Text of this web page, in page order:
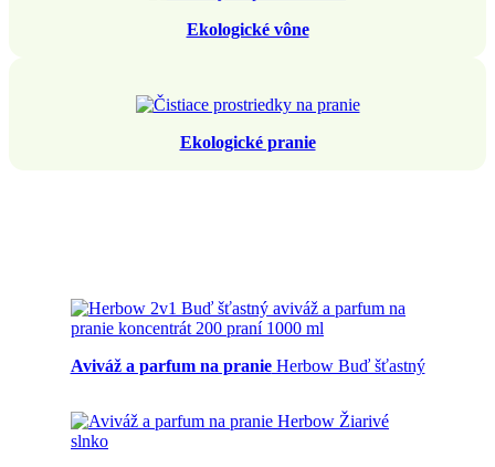
Ekologické vône
Ekologické pranie
Aviváž a parfum na pranieHerbow Buď šťastný